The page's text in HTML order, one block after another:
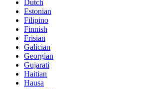
Dutch
Estonian
Filipino
Finnish
Frisian
Galician
Georgian
Gujarati
Haitian
Hausa